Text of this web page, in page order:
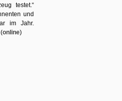
testet.“
und
im Jahr.
online)